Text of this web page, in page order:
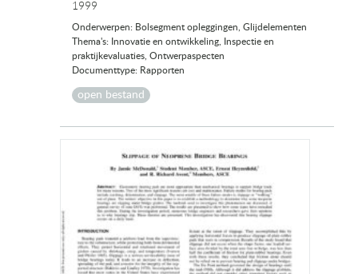
1999
Onderwerpen: Bolsegment opleggingen, Glijdelementen
Thema's: Innovatie en ontwikkeling, Inspectie en
praktijkevaluaties, Ontwerpaspecten
Documenttype: Rapporten
open bestand